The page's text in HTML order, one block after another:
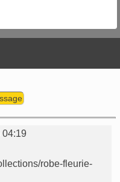
04:19
robe-fleurie-